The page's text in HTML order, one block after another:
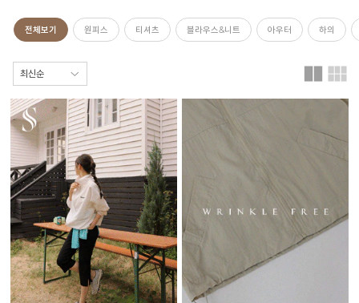
전체보기 원피스 티셔츠 블라우스&니트 아우터 하의